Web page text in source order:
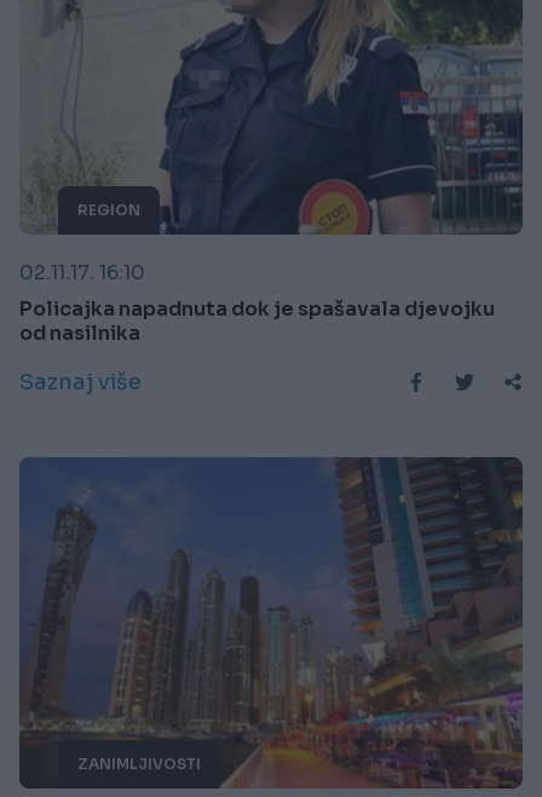
REGION
02.11.17. 16:10
Policajka napadnuta dok je spašavala djevojku
od nasilnika
Saznaj više
ZANIMLJIVOSTI